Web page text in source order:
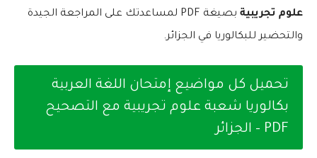
علوم تجريبية
بصيغة PDF لمساعدتك على المراجعة الجيدة
والتحضير للبكالوريا في الجزائر.
تحميل كل مواضيع إمتحان اللغة العربية
بكالوريا شعبة علوم تجريبية مع التصحيح
PDF – الجزائر